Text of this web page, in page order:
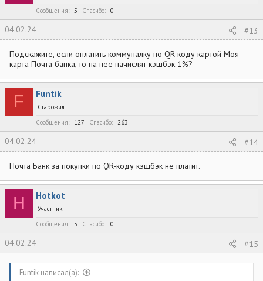
Сообщения
5 Спасибо 0
04.02.24 #13
Подскажите, если оплатить коммуналку по QR коду картой Моя
карта Почта банка, то на нее начислят кэшбэк 1%?
F Funtik
Старожил
Сообщения
127 Спасибо 263
04.02.24 #14
Почта Банк за покупки по QR-коду кэшбэк не платит.
H Hotkot
Участник
Сообщения
5 Спасибо 0
04.02.24 #15
Funtik написал(а):